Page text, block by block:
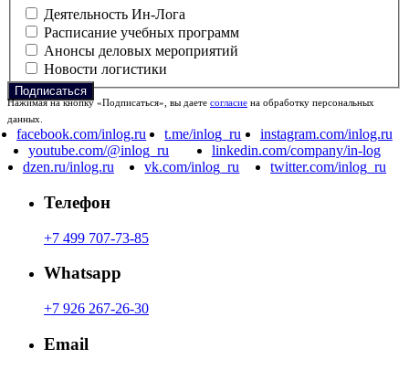
Деятельность Ин-Лога
Расписание учебных программ
Анонсы деловых мероприятий
Новости логистики
Нажимая на кнопку «Подписаться», вы даете согласие на обработку персональных
данных.
facebook.com/inlog.ru t.me/inlog_ru
instagram.com/inlog.ru
youtube.com/@inlog_ru
linkedin.com/company/in-log
dzen.ru/inlog.ru
vk.com/inlog_ru twitter.com/inlog_ru
Телефон
+7 499 707-73-85
Whatsapp
+7 926 267-26-30
Email